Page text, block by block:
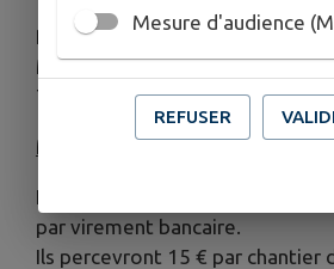
Petites rénovations, peinture
Ménages et rangement
Travaux d'entretien des
Modalités de règlement
Les jeunes percevront leur «
par virement bancaire.
Ils percevront 15 € par chantier
Mesure d'audience
REFUSER